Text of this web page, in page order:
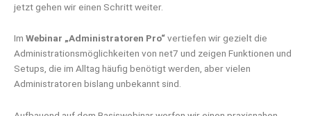
jetzt gehen wir einen Schritt weiter.
Im Webinar „Administratoren Pro“vertiefen wir gezielt die
Administrationsmöglichkeiten von net7 und zeigen Funktionen und
Setups, die im Alltag häufig benötigt werden, aber vielen
Administratoren bislang unbekannt sind.